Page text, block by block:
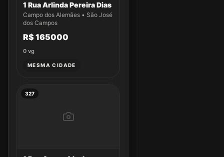
1 Rua Arlinda Pereira Dias
Campo dos Alemães • São José
dos Campos
R$ 165000
0 vg
MESMA CIDADE
327